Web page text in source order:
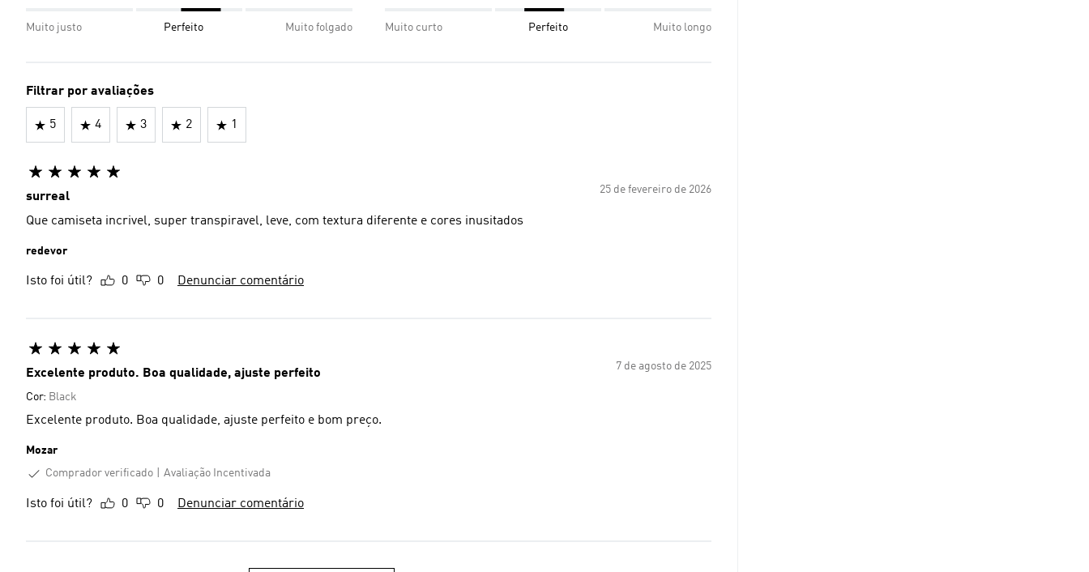
Muito justo Perfeito Muito folgado Muito curto Perfeito Muito longo
Filtrar por avaliações
5 4 3 2 1
25 de fevereiro de 2026
surreal
Que camiseta incrivel, super transpiravel, leve, com textura diferente e cores inusitados
redevor
Isto foi útil? 0 0 Denunciar comentário
7 de agosto de 2025
Excelente produto. Boa qualidade, ajuste perfeito
Cor: Black
Excelente produto. Boa qualidade, ajuste perfeito e bom preço.
Mozar
Comprador verificado
Avaliação Incentivada
Isto foi útil? 0 0 Denunciar comentário